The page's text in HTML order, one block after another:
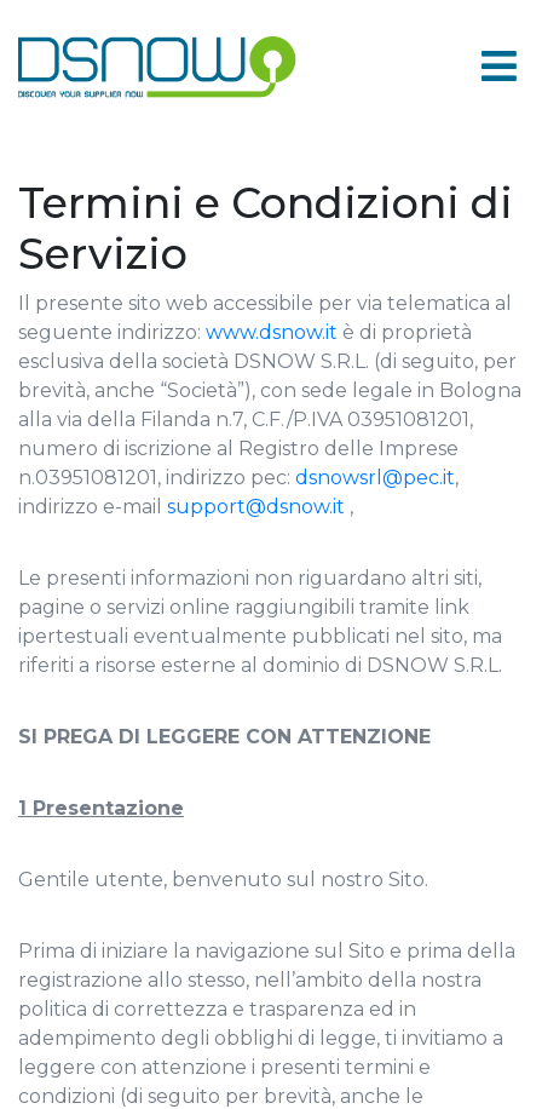
to
content
Termini e Condizioni di
Servizio
Il presente sito web accessibile per via telematica al
seguente indirizzo: www.dsnow.it è di proprietà
esclusiva della società DSNOW S.R.L. (di seguito, per
brevità, anche “Società”), con sede legale in Bologna
alla via della Filanda n.7, C.F./P.IVA 03951081201,
numero di iscrizione al Registro delle Imprese
n.03951081201, indirizzo pec: dsnowsrl@pec.it,
indirizzo e-mail support@dsnow.it ,
Le presenti informazioni non riguardano altri siti,
pagine o servizi online raggiungibili tramite link
ipertestuali eventualmente pubblicati nel sito, ma
riferiti a risorse esterne al dominio di DSNOW S.R.L.
SI PREGA DI LEGGERE CON ATTENZIONE
1 Presentazione
Gentile utente, benvenuto sul nostro Sito.
Prima di iniziare la navigazione sul Sito e prima della
registrazione allo stesso, nell’ambito della nostra
politica di correttezza e trasparenza ed in
adempimento degli obblighi di legge, ti invitiamo a
leggere con attenzione i presenti termini e
condizioni (di seguito per brevità, anche le